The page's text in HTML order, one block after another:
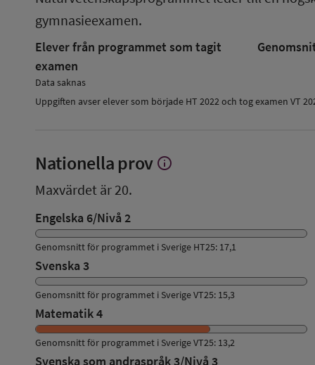
gymnasieexamen.
Elever från programmet som tagit
examen
Data saknas
Uppgiften avser elever som började HT 2022 och tog examen VT
Nationella prov Visa
info
Maxvärdet är 20.
Engelska 6/Nivå 2
Genomsnitt för programmet i Sverige HT25: 17,1
Svenska 3
Genomsnitt för programmet i Sverige VT25: 15,3
Matematik 4
Genomsnitt för programmet i Sverige VT25: 13,2
Svenska som andraspråk 3/Nivå 3